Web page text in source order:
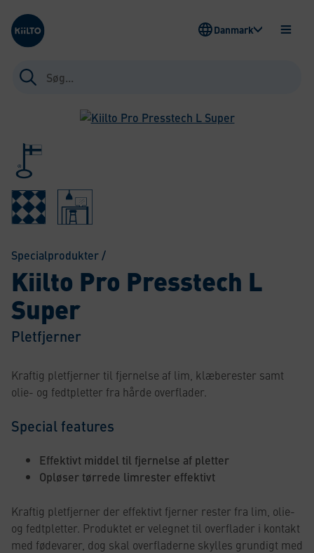
Kiilto Denmark
Søg
efter:
ÅBEN
Danmark
Specialprodukter/
Kiilto Pro Presstech L
Super
Pletfjerner
Kraftig pletfjerner til fjernelse af lim, klæberester samt
olie- og fedtpletter fra hårde overflader.
Special features
Effektivt middel til fjernelse af pletter
Opløser tørrede limrester effektivt
Kraftig pletfjerner der effektivt fjerner rester fra lim, olie-
og fedtpletter. Produktet er velegnet til overflader i kontakt
med fødevarer, dog skal overfladerne skylles grundigt med